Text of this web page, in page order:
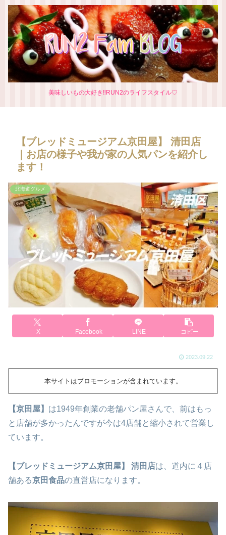
美味しいもの大好き‼RUN2のライフスタイル♡
【ブレッドミュージアム京田屋】 清田店
｜お店の様子や我が家の人気パンを紹介し
ます！
北海道グルメ
X Facebook LINE コピー
2023.09.22
本サイトはプロモーションが含まれています。
【京田屋】 は1949年創業の老舗パン屋さんで、前はもっ
と店舗が多かったんですが今は4店舗と縮小されて営業し
ています。
【ブレッドミュージアム京田屋】 清田店は、道内に４店
舗ある京田食品の直営店になります。